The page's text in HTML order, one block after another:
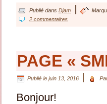
Publié dans Djam
2 commentaires
PAGE «
Publié le juin 13, 2016
Bonjour!